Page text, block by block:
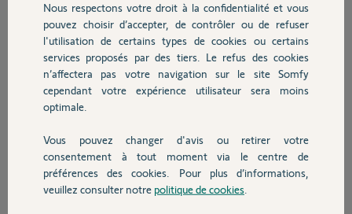
Chauffage
Autres produits
Devis avec un pro
Contact
vous!), et cette bulle avec le point d'exclamation est apparue, et
depuis, impossible de l'enlever.
Que faut-il faire pour la supprimer?
Merci pour votre aide.
PS: tout le matériel est en IO
Michel L.
Participer au fil de discussion
Nous respectons votre droit à la confidentialité et vous
pouvez choisir d’accepter, de contrôler ou de refuser
l'utilisation de certains types de cookies ou certains
services proposés par des tiers. Le refus des cookies
n’affectera pas votre navigation sur le site Somfy
cependant votre expérience utilisateur sera moins
optimale.
Vous pouvez changer d'avis ou retirer votre
consentement à tout moment via le centre de
préférences des cookies. Pour plus d’informations,
veuillez consulter notre politique de cookies